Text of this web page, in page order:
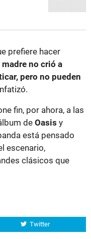
prefiere hacer
madre no crió a
pero no pueden
fin, por ahora, a las
de Oasis y
está pensado
escenario,
clásicos que
Twitter